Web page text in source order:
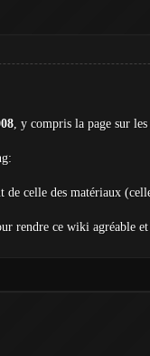
, y compris la page sur
celle des matériaux
rendre ce wiki agréable